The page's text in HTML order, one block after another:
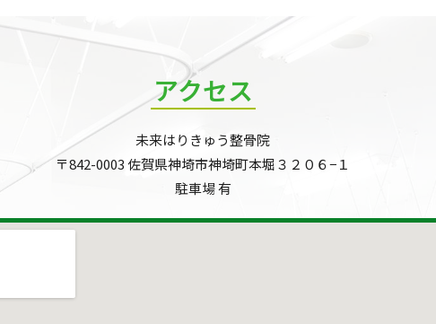
アクセス
未来はりきゅう整骨院
〒842-0003 佐賀県神埼市神埼町本堀３２０６−１
駐車場 有